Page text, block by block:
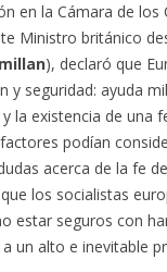
en la Cámara de los
Ministro británico
), declaró que
y seguridad: ayuda
la existencia de una
podían
acerca de la fe
los socialistas
estar seguros con
un alto e inevitable